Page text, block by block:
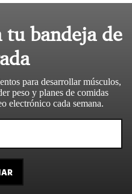
tu bandeja de
para desarrollar músculos,
peso y planes de comidas
electrónico cada semana.